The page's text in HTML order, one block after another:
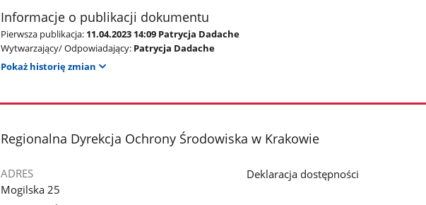
Informacje o publikacji dokumentu
Pierwsza publikacja: 11.04.2023 14:09 Patrycja Dadache
Wytwarzający/ Odpowiadający: Patrycja Dadache
Pokaż historię zmian
stopka
Regionalna Dyrekcja Ochrony Środowiska w Krakowie
ADRES
Mogilska 25
Deklaracja dostępności